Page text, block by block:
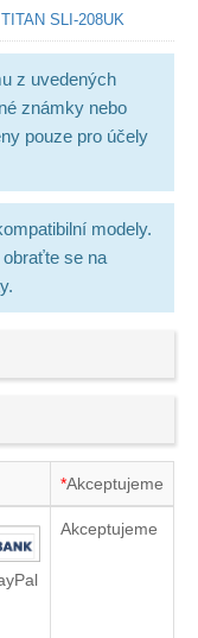
SLI-208UK
z uvedených
známky nebo
pouze pro účely
modely.
se na
*Akceptujeme
Akceptujeme